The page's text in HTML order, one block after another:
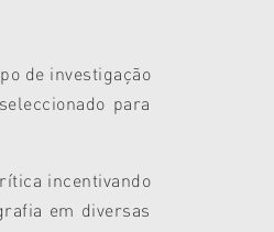
de investigação
para
incentivando
em diversas